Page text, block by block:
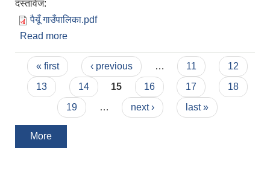
दस्तावेज:
पैयूँ गाउँपालिका.pdf
Read more
Pages
« first ‹ previous … 11
12
13
14 15 16 17
18
19
… next › last »
More